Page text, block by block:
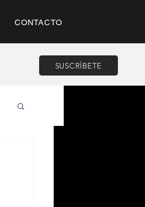
CONTACTO
SUSCRÍBETE